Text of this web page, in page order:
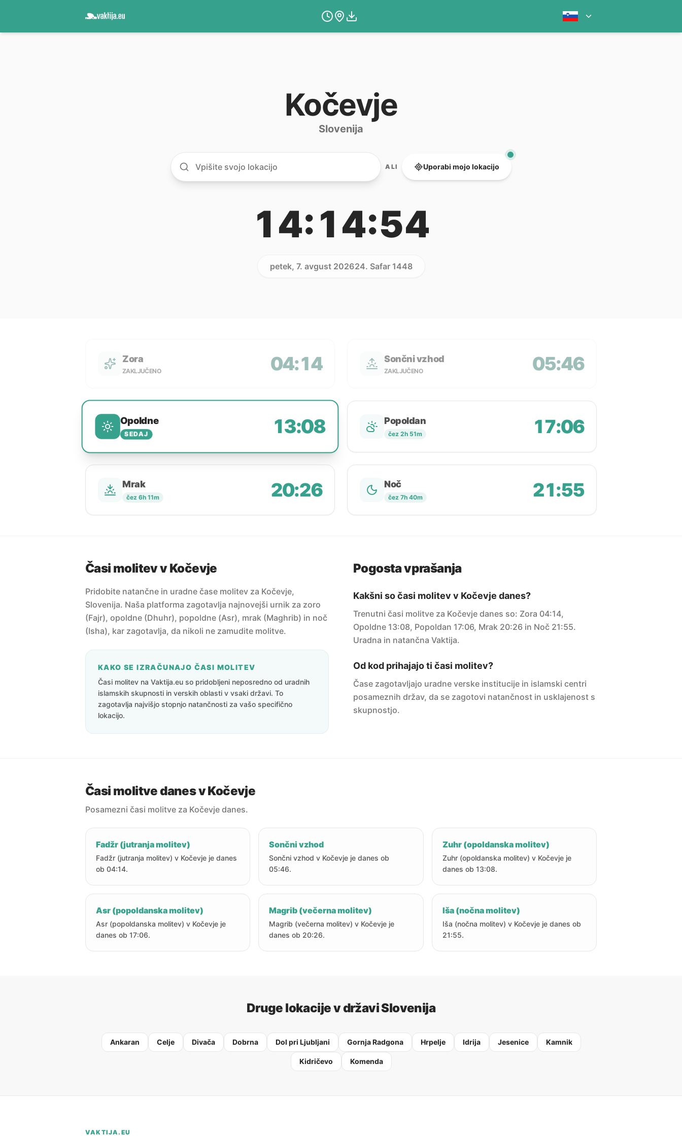
Kočevje
Slovenija
ALI Uporabi mojo lokacijo
14:14:54
petek, 7. avgust 202624. Safar 1448
Zora
ZAKLJUČENO 04:14 Sončni vzhod
ZAKLJUČENO 05:46
Opoldne
SEDAJ 13:08 Popoldan
čez 2h 51m 17:06
Mrak
čez 6h 11m 20:26 Noč
čez 7h 40m 21:55
Časi molitev v Kočevje
Pridobite natančne in uradne čase molitev za Kočevje,
Slovenija. Naša platforma zagotavlja najnovejši urnik za zoro
(Fajr), opoldne (Dhuhr), popoldne (Asr), mrak (Maghrib) in noč
(Isha), kar zagotavlja, da nikoli ne zamudite molitve.
KAKO SE IZRAČUNAJO ČASI MOLITEV
Časi molitev na Vaktija.eu so pridobljeni neposredno od uradnih
islamskih skupnosti in verskih oblasti v vsaki državi. To
zagotavlja najvišjo stopnjo natančnosti za vašo specifično
lokacijo.
Pogosta vprašanja
Kakšni so časi molitev v Kočevje danes?
Trenutni časi molitve za Kočevje danes so: Zora 04:14,
Opoldne 13:08, Popoldan 17:06, Mrak 20:26 in Noč 21:55.
Uradna in natančna Vaktija.
Od kod prihajajo ti časi molitev?
Čase zagotavljajo uradne verske institucije in islamski centri
posameznih držav, da se zagotovi natančnost in usklajenost s
skupnostjo.
Časi molitve danes v Kočevje
Posamezni časi molitve za Kočevje danes.
Fadžr (jutranja molitev)
Fadžr (jutranja molitev) v Kočevje je danes
ob 04:14.
Sončni vzhod
Sončni vzhod v Kočevje je danes ob
05:46.
Zuhr (opoldanska molitev)
Zuhr (opoldanska molitev) v Kočevje je
danes ob 13:08.
Asr (popoldanska molitev)
Asr (popoldanska molitev) v Kočevje je
danes ob 17:06.
Magrib (večerna molitev)
Magrib (večerna molitev) v Kočevje je
danes ob 20:26.
Iša (nočna molitev)
Iša (nočna molitev) v Kočevje je danes ob
21:55.
Druge lokacije v državi Slovenija
Ankaran Celje Divača Dobrna Dol pri Ljubljani Gornja Radgona Hrpelje Idrija Jesenice Kamnik
Kidričevo Komenda
VAKTIJA.EU